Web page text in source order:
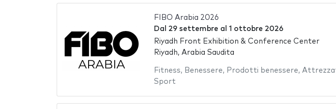
FIBO Arabia 2026
Dal 29 settembre al 1 ottobre 2026
Riyadh Front Exhibition & Conference Center
Riyadh, Arabia Saudita
Fitness, Benessere, Prodotti benessere,
Sport